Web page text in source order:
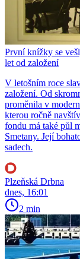
První knížky se
let od založení
V letošním roce
založení. Od
proměnila v
kterou ročně
fondu má také půl
Smetany. Její
sadech.
Plzeňská Drbna
dnes, 16:01
2 min